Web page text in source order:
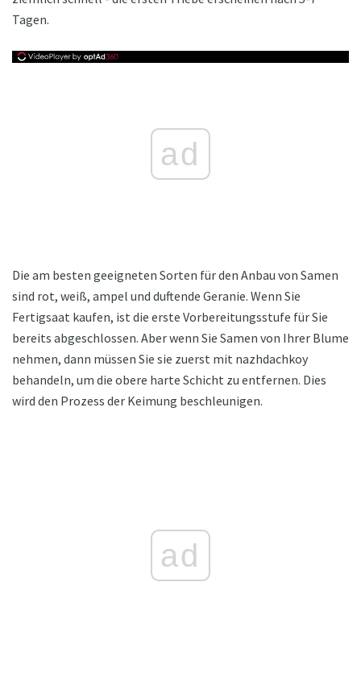
Tagen.
ad
Die am besten geeigneten Sorten für den Anbau von Samen
sind rot, weiß, ampel und duftende Geranie. Wenn Sie
Fertigsaat kaufen, ist die erste Vorbereitungsstufe für Sie
bereits abgeschlossen. Aber wenn Sie Samen von Ihrer Blume
nehmen, dann müssen Sie sie zuerst mit nazhdachkoy
behandeln, um die obere harte Schicht zu entfernen. Dies
wird den Prozess der Keimung beschleunigen.
ad